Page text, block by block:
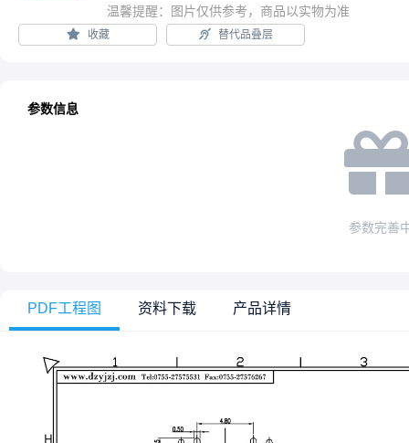
温馨提醒：图片仅供参考，商品以实物为准
收藏 替代品叠层
参数信息
参数完善
PDF工程图 资料下载 产品详情